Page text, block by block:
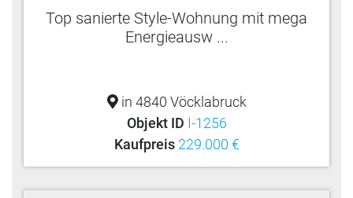
Top sanierte Style-Wohnung mit mega
Energieausw ...
in 4840 Vöcklabruck
Objekt ID I-1256
Kaufpreis 229.000 €